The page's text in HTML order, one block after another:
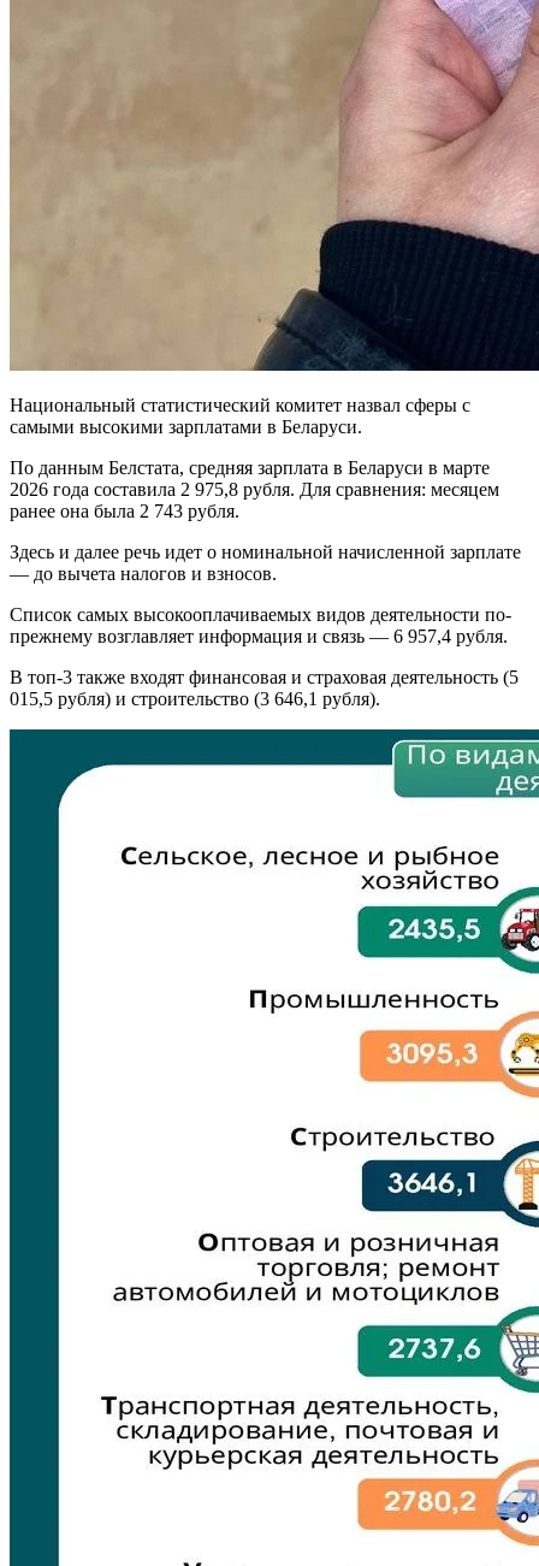
Национальный статистический комитет назвал сферы с
самыми высокими зарплатами в Беларуси.
По данным Белстата, средняя зарплата в Беларуси в марте
2026 года составила 2 975,8 рубля. Для сравнения: месяцем
ранее она была 2 743 рубля.
Здесь и далее речь идет о номинальной начисленной зарплате
— до вычета налогов и взносов.
Список самых высокооплачиваемых видов деятельности по-
прежнему возглавляет информация и связь — 6 957,4 рубля.
В топ-3 также входят финансовая и страховая деятельность (5
015,5 рубля) и строительство (3 646,1 рубля).